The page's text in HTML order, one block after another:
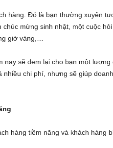
hàng. Đó là bạn thường xuyên
mừng sinh nhật, một cuộc
giờ vàng,…
nay sẽ đem lại cho bạn một lượng
chi phí, nhưng sẽ giúp doanh
hàng tiềm năng và khách hàng